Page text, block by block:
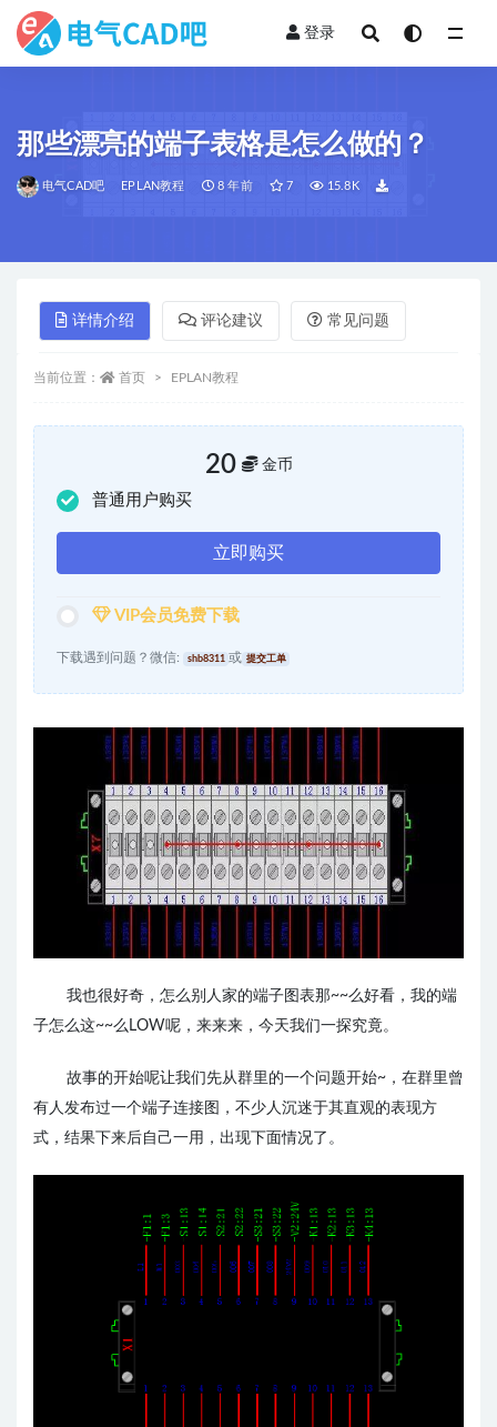
登录
那些漂亮的端子表格是怎么做的？
电气CAD吧 EPLAN教程 8 年前 7 15.8K
详情介绍 评论建议 常见问题
当前位置： 首页 EPLAN教程
20 金币
普通用户购买
立即购买
VIP会员免费下载
下载遇到问题？微信: shb8311 或 提交工单
我也很好奇，怎么别人家的端子图表那~~么好看，我的端
子怎么这~~么LOW呢，来来来，今天我们一探究竟。
故事的开始呢让我们先从群里的一个问题开始~，在群里曾
有人发布过一个端子连接图，不少人沉迷于其直观的表现方
式，结果下来后自己一用，出现下面情况了。